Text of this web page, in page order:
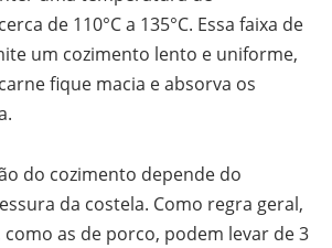
de 110°C a 135°C. Essa faixa de
um cozimento lento e uniforme,
fique macia e absorva os
do cozimento depende do
da costela. Como regra geral,
as de porco, podem levar de 3